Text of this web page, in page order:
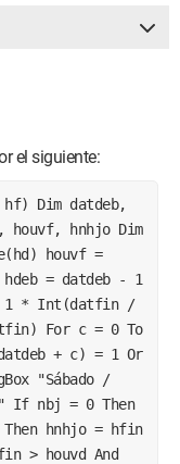
el siguiente:
hf) Dim datdeb,
hnhjo Dim
houvf =
= datdeb - 1
1 * Int(datfin /
For c = 0 To
+ c) = 1 Or
"Sábado /
If nbj = 0 Then
hnhjo = hfin
> houvd And